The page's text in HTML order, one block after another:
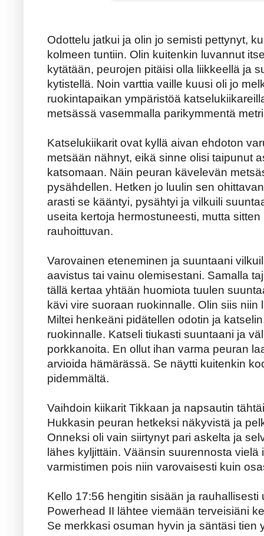
Odottelu jatkui ja olin jo semisti pettynyt,
kolmeen tuntiin. Olin kuitenkin luvannut
kytätään, peurojen pitäisi olla liikkeellä ja
kytistellä. Noin varttia vaille kuusi oli jo
ruokintapaikan ympäristöä
metsässä vasemmalla parikymmentä
Katselukiikarit ovat kyllä aivan ehdoton
metsään nähnyt, eikä sinne olisi taipunut
katsomaan. Näin peuran kävelevän
pysähdellen. Hetken jo luulin sen
arasti se kääntyi, pysähtyi ja vilkuili
useita kertoja hermostuneesti, mutta
rauhoittuvan.
Varovainen eteneminen ja suuntaani
aavistus tai vainu olemisestani. Samalla
tällä kertaa yhtään huomiota tuulen
kävi vire suoraan ruokinnalle. Olin siis
Miltei henkeäni pidätellen odotin ja
ruokinnalle. Katseli tiukasti suuntaani ja
porkkanoita. En ollut ihan varma peuran
arvioida hämärässä. Se näytti kuitenkin
pidemmältä.
Vaihdoin kiikarit Tikkaan ja napsautin
Hukkasin peuran hetkeksi näkyvistä ja
Onneksi oli vain siirtynyt pari askelta ja
lähes kyljittäin. Väänsin suurennosta
varmistimen pois niin varovaisesti kuin
Kello 17:56 hengitin sisään ja rauhallisesti
Powerhead II lähtee viemään terveisiäni
Se merkkasi osuman hyvin ja säntäsi tien